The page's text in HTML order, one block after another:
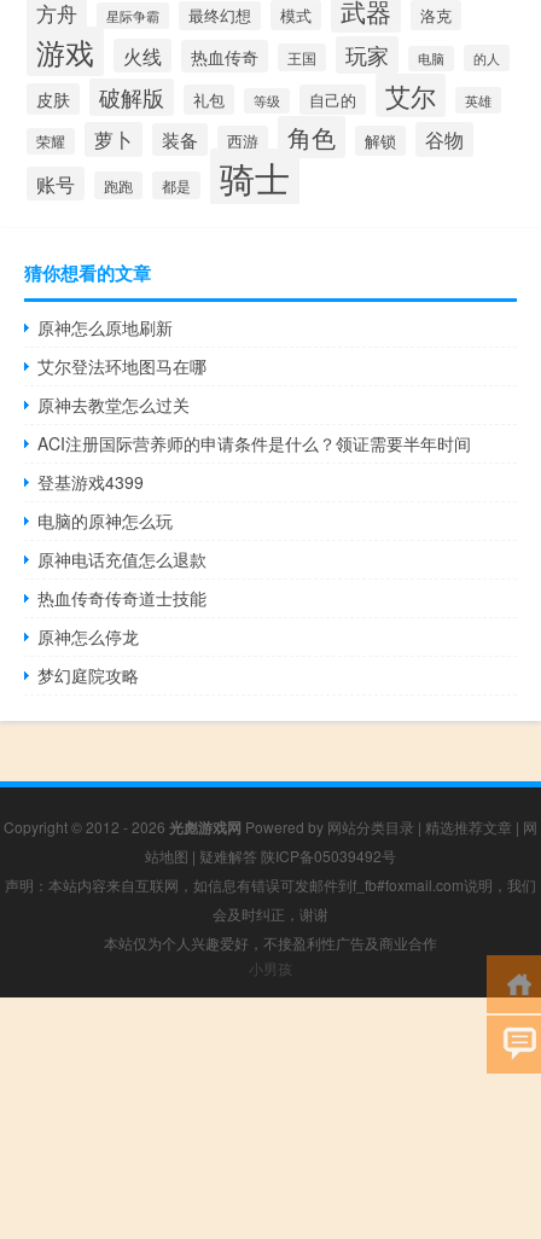
方舟 星际争霸 最终幻想 模式 武器 洛克
游戏 火线 热血传奇 王国 玩家 电脑 的人
皮肤 破解版 礼包 等级 自己的 艾尔 英雄
荣耀 萝卜 装备 西游 角色 解锁 谷物
账号 跑跑 都是 骑士
猜你想看的文章
原神怎么原地刷新
艾尔登法环地图马在哪
原神去教堂怎么过关
ACI注册国际营养师的申请条件是什么？领证需要半年时间
登基游戏4399
电脑的原神怎么玩
原神电话充值怎么退款
热血传奇传奇道士技能
原神怎么停龙
梦幻庭院攻略
Copyright © 2012 - 2026 光彪游戏网 Powered by 网站分类目录 | 精选推荐文章 | 网
站地图 | 疑难解答 陕ICP备05039492号
声明：本站内容来自互联网，如信息有错误可发邮件到f_fb#foxmail.com说明，我们
会及时纠正，谢谢
本站仅为个人兴趣爱好，不接盈利性广告及商业合作
小男孩